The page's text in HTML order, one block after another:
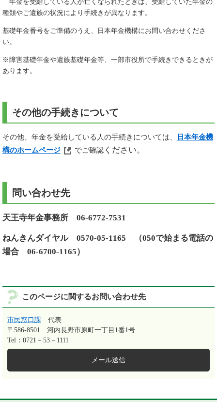
年金を受給している人が亡くなられたときは、受給していた年金の
種類やご遺族の状況により手続きが異なります。
基礎年金番号をご準備のうえ、日本年金機構にお問い合わせくださ
い。
※障害基礎年金や遺族基礎年金等、一部市役所で手続きできるときが
あります。
その他の手続きについて
その他、年金を受給している人の手続きについては、
日本年金機
構のホームページ
でご確認 ください。
問い合わせ先
天王寺年金事務所 06-6772-7531
ねんきんダイヤル 0570-05-1165 （050で始まる電話の
場合 06-6700-1165）
このページに関するお問い合わせ先
市民窓口課
代表
〒586-8501
河内長野市原町一丁目1番1号
Tel：0721－53－1111
メール送信